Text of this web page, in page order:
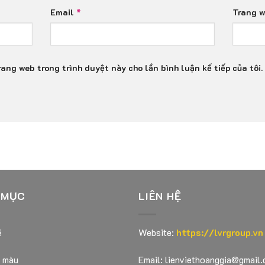
Email * Trang
web trong trình duyệt này cho lần bình luận kế tiếp của tôi.
LIÊN HỆ
Website: https://lvrgroup.vn
Email: